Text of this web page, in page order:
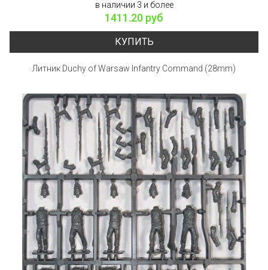
в наличии 3 и более
1411.20 руб
КУПИТЬ
Литник Duchy of Warsaw Infantry Command (28mm)